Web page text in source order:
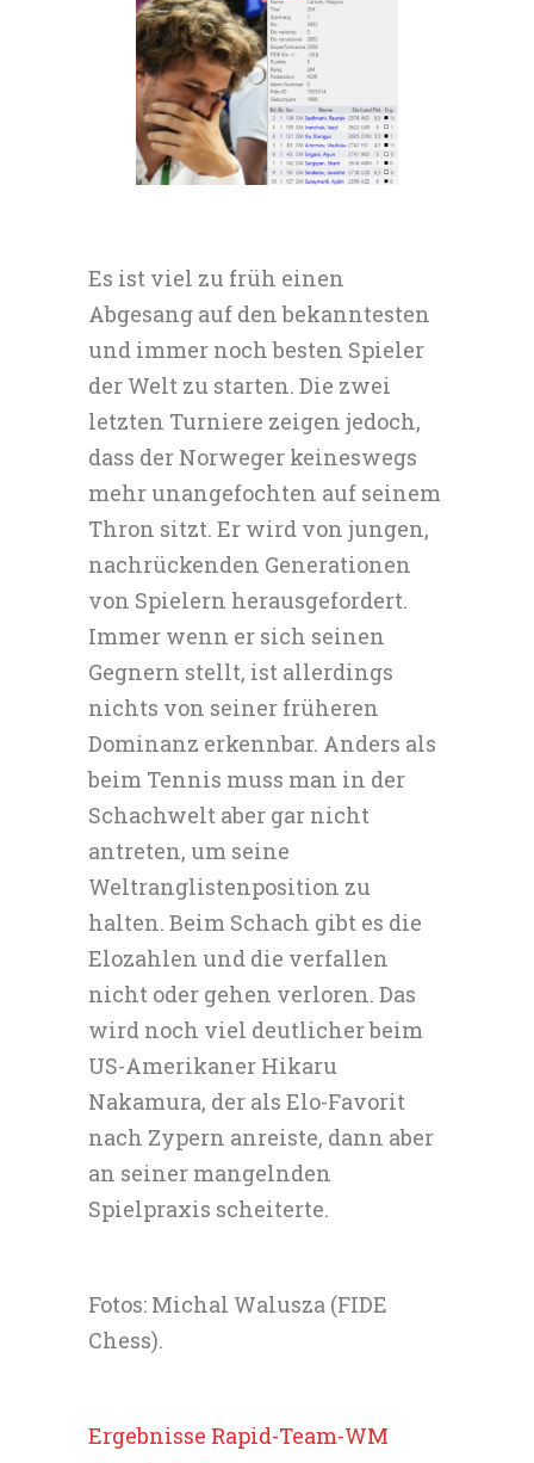
Es ist viel zu früh einen
Abgesang auf den bekanntesten
und immer noch besten Spieler
der Welt zu starten. Die zwei
letzten Turniere zeigen jedoch,
dass der Norweger keineswegs
mehr unangefochten auf seinem
Thron sitzt. Er wird von jungen,
nachrückenden Generationen
von Spielern herausgefordert.
Immer wenn er sich seinen
Gegnern stellt, ist allerdings
nichts von seiner früheren
Dominanz erkennbar. Anders als
beim Tennis muss man in der
Schachwelt aber gar nicht
antreten, um seine
Weltranglistenposition zu
halten. Beim Schach gibt es die
Elozahlen und die verfallen
nicht oder gehen verloren. Das
wird noch viel deutlicher beim
US-Amerikaner Hikaru
Nakamura, der als Elo-Favorit
nach Zypern anreiste, dann aber
an seiner mangelnden
Spielpraxis scheiterte.
Fotos: Michal Walusza (FIDE
Chess).
Ergebnisse Rapid-Team-WM